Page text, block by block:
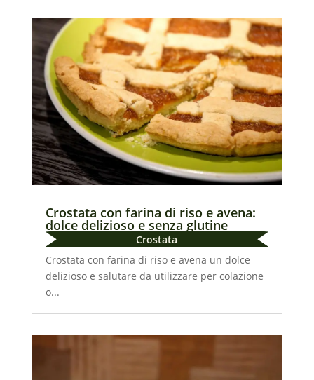
Crostata con farina di riso e avena:
dolce delizioso e senza glutine
Crostata
Crostata con farina di riso e avena un dolce
delizioso e salutare da utilizzare per colazione
o...